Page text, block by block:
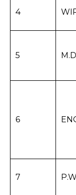
4
5
6
7